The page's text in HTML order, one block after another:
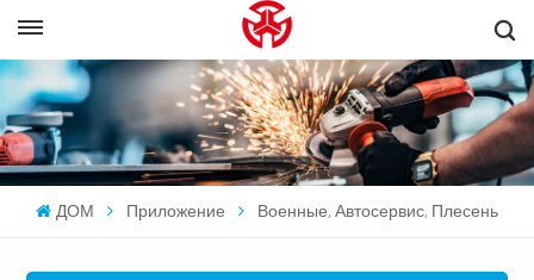
ДОМ Приложение Военные, Автосервис, Плесень